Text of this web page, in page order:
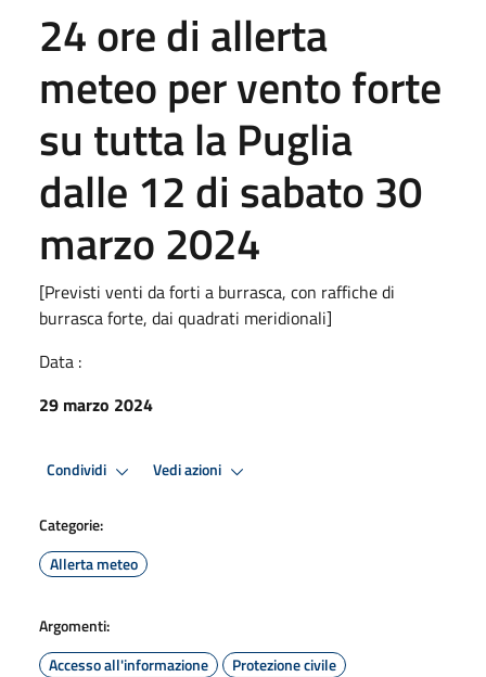
24 ore di allerta
meteo per vento forte
su tutta la Puglia
dalle 12 di sabato 30
marzo 2024
[Previsti venti da forti a burrasca, con raffiche di
burrasca forte, dai quadrati meridionali]
Data :
29 marzo 2024
Condividi Vedi azioni
Categorie:
Allerta meteo
Argomenti:
Accesso all'informazione
Protezione civile